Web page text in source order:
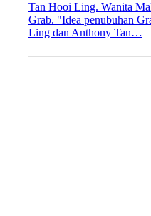
Tan Hooi Ling. Wanita
Grab. "Idea penubuhan
Ling dan Anthony Tan…